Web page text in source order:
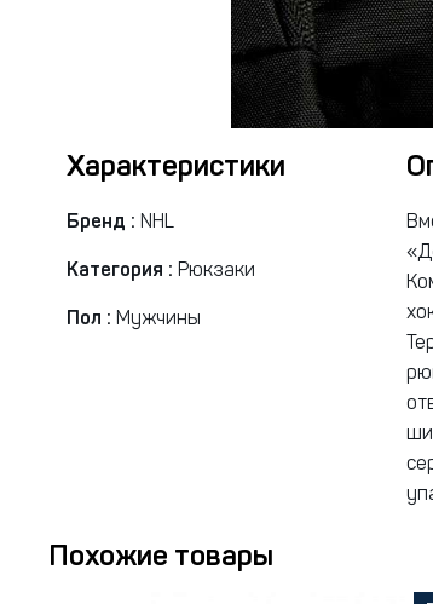
Характеристики
Бренд : NHL
Категория : Рюкзаки
Пол : Мужчины
Похожие товары